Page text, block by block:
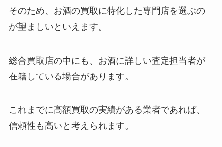
そのため、お酒の買取に特化した専門店を選ぶの
が望ましいといえます。
総合買取店の中にも、お酒に詳しい査定担当者が
在籍している場合があります。
これまでに高額買取の実績がある業者であれば、
信頼性も高いと考えられます。